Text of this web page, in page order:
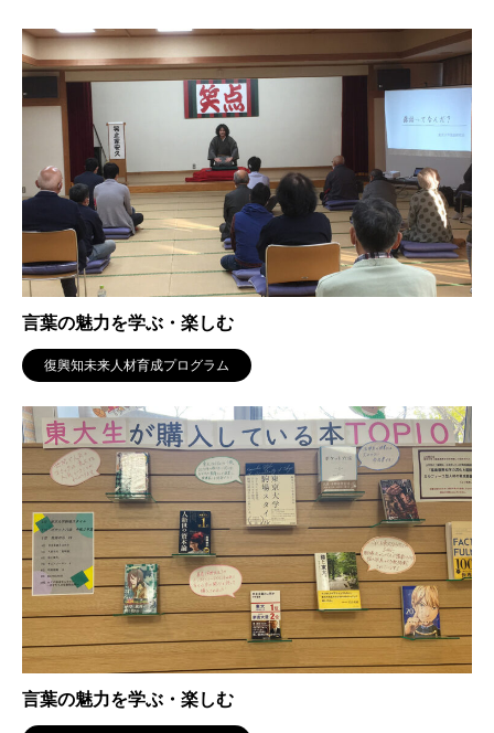
言葉の魅力を学ぶ・楽しむ
復興知未来人材育成プログラム
言葉の魅力を学ぶ・楽しむ